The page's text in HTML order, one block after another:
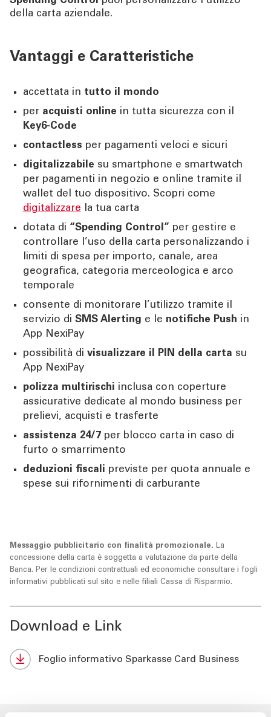
della carta aziendale.
Vantaggi e Caratteristiche
accettata in tutto il mondo
per acquisti online in tutta sicurezza con il
Key6-Code
contactless per pagamenti veloci e sicuri
digitalizzabile su smartphone e smartwatch
per pagamenti in negozio e online tramite il
wallet del tuo dispositivo. Scopri come
digitalizzare la tua carta
dotata di “Spending Control” per gestire e
controllare l’uso della carta personalizzando i
limiti di spesa per importo, canale, area
geografica, categoria merceologica e arco
temporale
consente di monitorare l’utilizzo tramite il
servizio di SMS Alerting e le notifiche Push in
App NexiPay
possibilità di visualizzare il PIN della carta su
App NexiPay
polizza multirischi inclusa con coperture
assicurative dedicate al mondo business per
prelievi, acquisti e trasferte
assistenza 24/7per blocco carta in caso di
furto o smarrimento
deduzioni fiscali previste per quota annuale e
spese sui rifornimenti di carburante
Messaggio pubblicitario con finalità promozionale. La
concessione della carta è soggetta a valutazione da parte della
Banca. Per le condizioni contrattuali ed economiche consultare i fogli
informativi pubblicati sul sito e nelle filiali Cassa di Risparmio.
Download e Link
Foglio informativo Sparkasse Card Business